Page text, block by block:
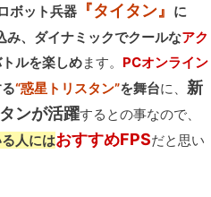
ボット兵器 『タイタン』 に
み、ダイナミックでクールなアク
ルを楽しめます。 PCオンライン
“惑星トリスタン”を舞台に、新
ンが活躍するとの事なので、
人にはおすすめFPSだと思い